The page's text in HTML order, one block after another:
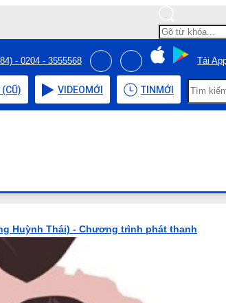
- 0204 - 3555568 Tải
(CŨ) VIDEOMỚI TIN MỚI
Huỳnh Thái) - Chương trình phát thanh